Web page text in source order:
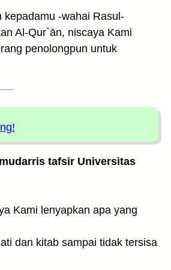
kepadamu -wahai Rasul-
Al-Qur`ān, niscaya Kami
penolongpun untuk
tafsir Universitas
dan kitab sampai tidak tersisa